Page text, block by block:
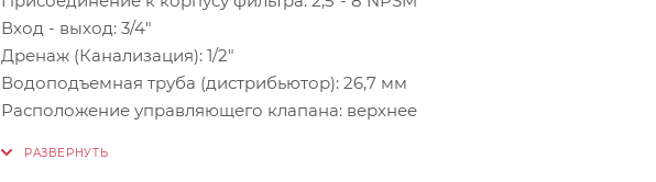
Вход - выход: 3/4"
Дренаж (Канализация): 1/2"
Водоподъемная труба (дистрибьютор): 26,7 мм
Расположение управляющего клапана: верхнее